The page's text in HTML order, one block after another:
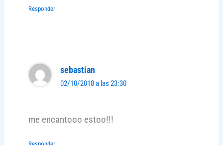
Responder
sebastian
02/10/2018 a las 23:30
me encantooo estoo!!!